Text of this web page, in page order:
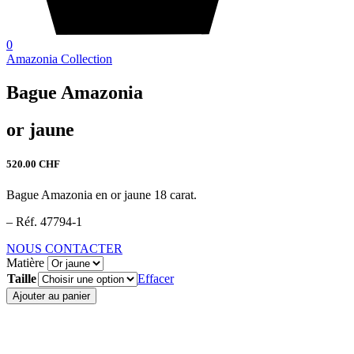
0
Amazonia Collection
Bague Amazonia
or jaune
520.00 CHF
Bague Amazonia en or jaune 18 carat.
– Réf. 47794-1
NOUS CONTACTER
Matière
Taille
Effacer
quantité
de
Ajouter au panier